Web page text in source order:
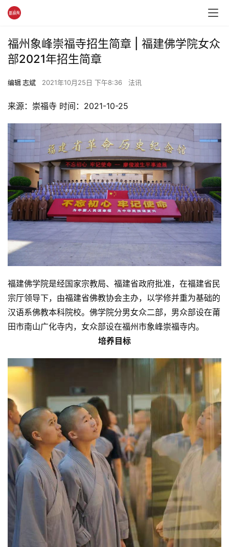
福州象峰崇福寺招生简章 | 福建佛学院女众
部2021年招生简章
编辑 志斌 2021年10月25日 下午8:36 法讯
来源：崇福寺 时间：2021-10-25
福建佛学院是经国家宗教局、福建省政府批准，在福建省民
宗厅领导下，由福建省佛教协会主办，以学修并重为基础的
汉语系佛教本科院校。佛学院分男女众二部，男众部设在莆
田市南山广化寺内，女众部设在福州市象峰崇福寺内。
培养目标